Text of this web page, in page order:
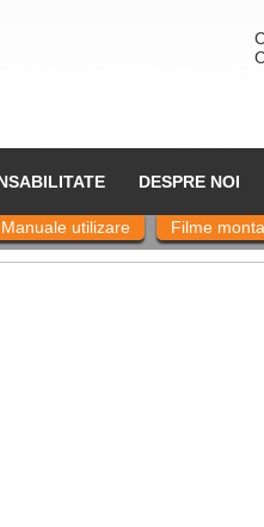
DESPRE NOI
Filme
Manuale utilizare